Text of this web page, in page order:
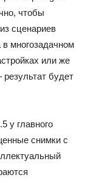
чтобы
сценариев
многозадачном
или же
будет
у главного
снимки с